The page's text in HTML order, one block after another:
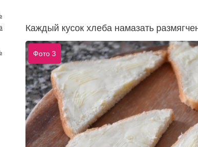
Каждый кусок хлеба намазать
Фото 3